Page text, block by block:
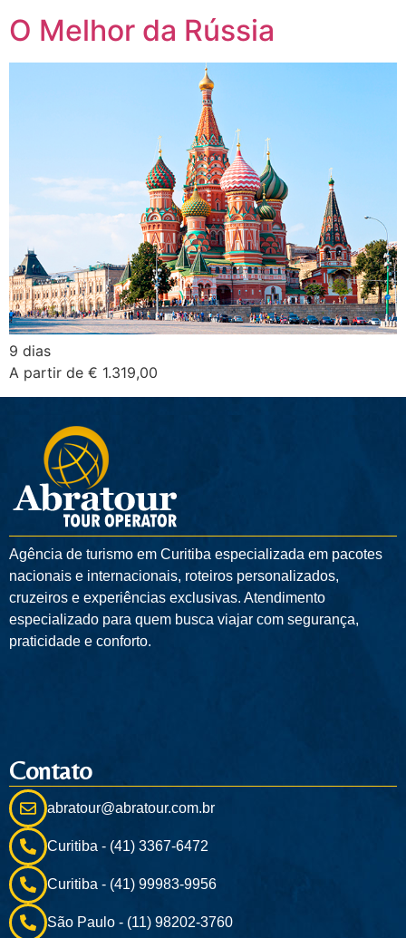
O Melhor da Rússia
9 dias
A partir de € 1.319,00
Agência de turismo em Curitiba especializada em pacotes
nacionais e internacionais, roteiros personalizados,
cruzeiros e experiências exclusivas. Atendimento
especializado para quem busca viajar com segurança,
praticidade e conforto.
Contato
abratour@abratour.com.br
Curitiba - (41) 3367-6472
Curitiba - (41) 99983-9956
São Paulo - (11) 98202-3760